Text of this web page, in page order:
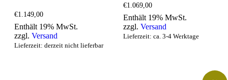
€1.149,00
Enthält 19% MwSt.
zzgl. Versand
Lieferzeit: derzeit nicht lieferbar
€1.069,00
Enthält 19% MwSt.
zzgl.Versand
Lieferzeit: ca. 3-4 Werktage